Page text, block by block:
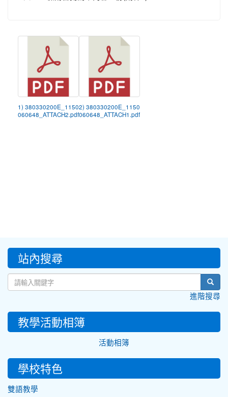
1) 380330200E_1150
060648_ATTACH2.pdf
2) 380330200E_1150
060648_ATTACH1.pdf
::: 站內搜尋
進階搜尋
教學活動相簿
活動相簿
學校特色
雙語教學